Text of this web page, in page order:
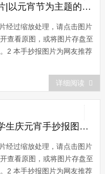
以元宵节为主题的手抄报图片|以元宵节为主题的手抄报
经过缩放处理，请点击图片
查看原图，或将图片存盘至
2 本手抄报图片为网友推荐
鉴、欣赏他人作品时提供方
何疑问，请与本站联系。3 欢
供推荐优秀的手抄报作
详细阅读
【庆元宵节手抄报图片】小学生庆元宵手抄报图片欣赏
经过缩放处理，请点击图片
查看原图，或将图片存盘至
2 本手抄报图片为网友推荐